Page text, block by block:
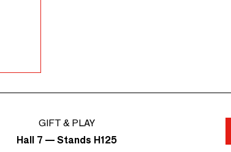
GIFT & PLAY
Hall 7 — Stands H125